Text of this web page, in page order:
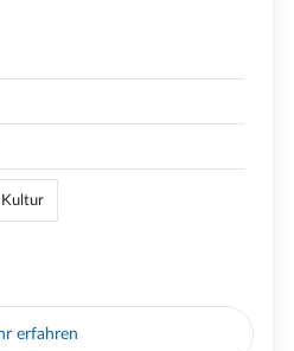
Kultur
erfahren